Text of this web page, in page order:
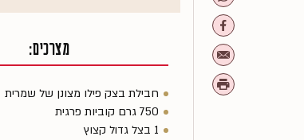
מצרכים:
חבילת בצק פילו מצונן של שמרית
750 גרם קוביות פרגית
1 בצל גדול קצוץ